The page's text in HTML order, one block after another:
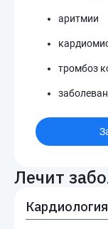
аритмии
тромбоз
Лечит
Кардиология